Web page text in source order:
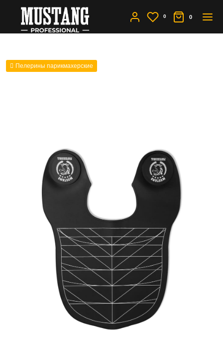
0 0
Пелерины парикмахерские